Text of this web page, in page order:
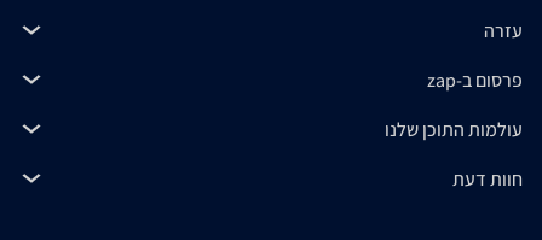
עזרה
פרסום ב-zap
עולמות התוכן שלנו
חוות דעת